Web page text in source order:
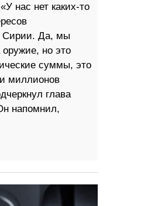
нас нет каких-то
Сирии. Да, мы
оружие, но это
суммы, это
миллионов
глава
напомнил,